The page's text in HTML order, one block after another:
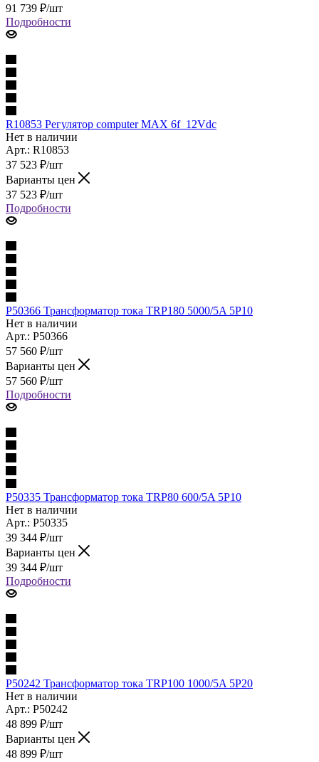
91 739 ₽/шт
Подробности
R10853 Регулятор computer MAX 6f_12Vdc
Нет в наличии
Арт.: R10853
37 523 ₽/шт
Варианты цен
37 523 ₽/шт
Подробности
P50366 Трансформатор тока TRP180 5000/5A 5P10
Нет в наличии
Арт.: P50366
57 560 ₽/шт
Варианты цен
57 560 ₽/шт
Подробности
P50335 Трансформатор тока TRP80 600/5A 5P10
Нет в наличии
Арт.: P50335
39 344 ₽/шт
Варианты цен
39 344 ₽/шт
Подробности
P50242 Трансформатор тока TRP100 1000/5A 5P20
Нет в наличии
Арт.: P50242
48 899 ₽/шт
Варианты цен
48 899 ₽/шт